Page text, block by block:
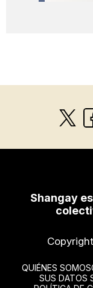
Shangay
QUIÉNES SOMOS
SUS DATOS